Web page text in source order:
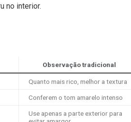
Quanto mais rico, melhor a textura
Conferem o tom amarelo intenso
Use apenas a parte exterior para
evitar amargor
Deve cozer desde o início